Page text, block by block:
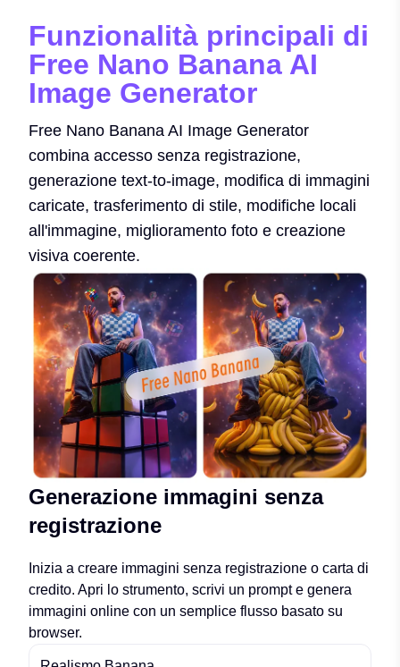
Funzionalità principali di
Free Nano Banana AI
Image Generator
Free Nano Banana AI Image Generator
combina accesso senza registrazione,
generazione text-to-image, modifica di immagini
caricate, trasferimento di stile, modifiche locali
all'immagine, miglioramento foto e creazione
visiva coerente.
Generazione immagini senza
registrazione
Inizia a creare immagini senza registrazione o carta di
credito. Apri lo strumento, scrivi un prompt e genera
immagini online con un semplice flusso basato su
browser.